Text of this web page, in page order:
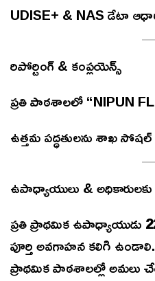
UDISE+ & NAS డేటా
రిపోర్టింగ్ & కంప్లయెన్స్
ప్రతి పాఠశాలలో “NIPUN
ఉత్తమ పద్ధతులను శాఖ
ఉపాధ్యాయులు &
ప్రతి ప్రాథమిక ఉపాధ్యాయుడు
పూర్తి అవగాహన కలిగి
ప్రాథమిక పాఠశాలల్లో అమలు